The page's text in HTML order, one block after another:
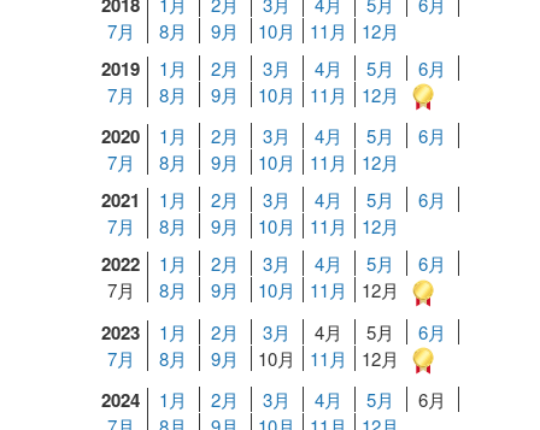
7月
8月 9月 10月 11月 12月
2019 1月 2月 3月 4月 5月
6月
7月
8月 9月 10月 11月 12月
2020 1月 2月 3月 4月 5月
6月
7月
8月 9月 10月 11月 12月
2021 1月 2月 3月 4月 5月
6月
7月
8月 9月 10月 11月 12月
2022 1月 2月 3月 4月 5月
6月
7月
8月 9月 10月 11月 12月
2023 1月 2月 3月 4月 5月
6月
7月
8月 9月 10月 11月 12月
2024 1月 2月 3月 4月 5月
6月